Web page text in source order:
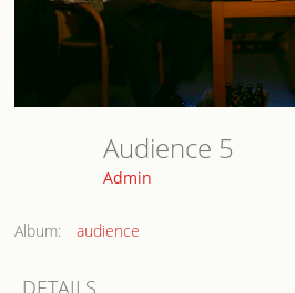
Audience 5
Admin
Album: audience
DETAILS